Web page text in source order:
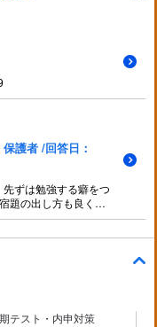
護者 /回答日：
ずは勉強する癖をつ
題の出し方も良く、
れるようになったの
テスト・内申対策